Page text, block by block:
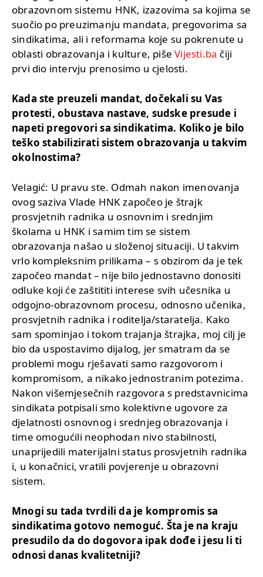
obrazovnom sistemu HNK, izazovima sa kojima se
suočio po preuzimanju mandata, pregovorima sa
sindikatima, ali i reformama koje su pokrenute u
oblasti obrazovanja i kulture, pišeVijesti.ba čiji
prvi dio intervju prenosimo u cjelosti.
Kada ste preuzeli mandat, dočekali su Vas
protesti, obustava nastave, sudske presude i
napeti pregovori sa sindikatima. Koliko je bilo
teško stabilizirati sistem obrazovanja u takvim
okolnostima?
Velagić: U pravu ste. Odmah nakon imenovanja
ovog saziva Vlade HNK započeo je štrajk
prosvjetnih radnika u osnovnim i srednjim
školama u HNK i samim tim se sistem
obrazovanja našao u složenoj situaciji. U takvim
vrlo kompleksnim prilikama – s obzirom da je tek
započeo mandat – nije bilo jednostavno donositi
odluke koji će zaštititi interese svih učesnika u
odgojno-obrazovnom procesu, odnosno učenika,
prosvjetnih radnika i roditelja/staratelja. Kako
sam spominjao i tokom trajanja štrajka, moj cilj je
bio da uspostavimo dijalog, jer smatram da se
problemi mogu rješavati samo razgovorom i
kompromisom, a nikako jednostranim potezima.
Nakon višemjesečnih razgovora s predstavnicima
sindikata potpisali smo kolektivne ugovore za
djelatnosti osnovnog i srednjeg obrazovanja i
time omogućili neophodan nivo stabilnosti,
unaprijedili materijalni status prosvjetnih radnika
i, u konačnici, vratili povjerenje u obrazovni
sistem.
Mnogi su tada tvrdili da je kompromis sa
sindikatima gotovo nemoguć. Šta je na kraju
presudilo da do dogovora ipak dođe i jesu li ti
odnosi danas kvalitetniji?